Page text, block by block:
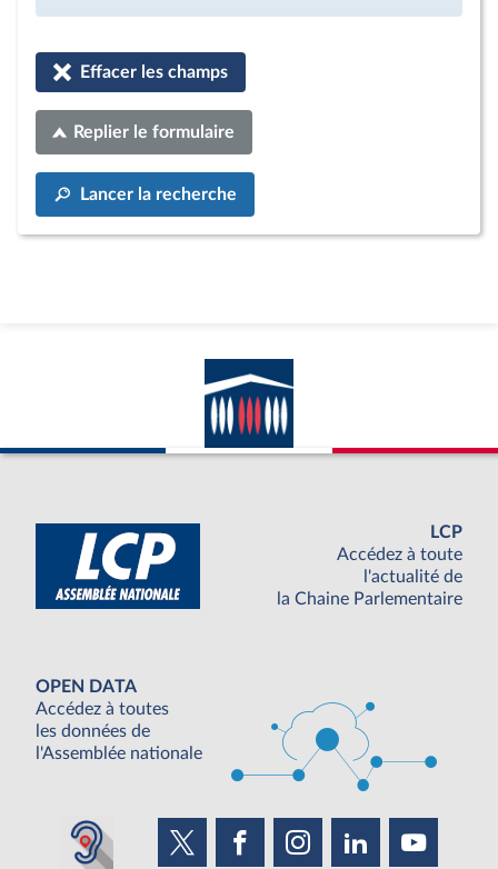
Effacer les champs
Replier le formulaire
Lancer la recherche
LCP
Accédez à toute
l'actualité de
la Chaine Parlementaire
OPEN DATA
Accédez à toutes
les données de
l'Assemblée nationale